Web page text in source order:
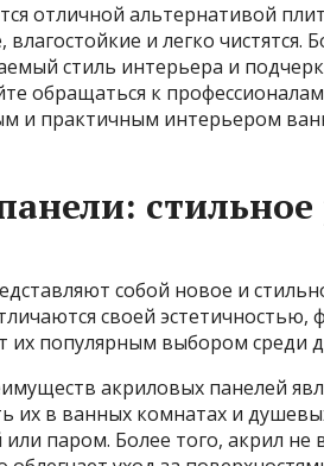
отличной альтернативой
и легко
стиль интерьера и
обращаться к
и практичным интерьером
собой новое и
своей эстетичностью,
их популярным выбором среди
акриловых панелей
их в ванных комнатах и
паром. Более того, акрил не